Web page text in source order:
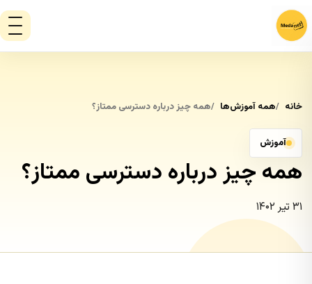
خانه همه آموزش‌ها همه چیز درباره دسترسی ممتاز؟
آموزش
همه چیز درباره دسترسی ممتاز؟
۳۱ تیر ۱۴۰۲